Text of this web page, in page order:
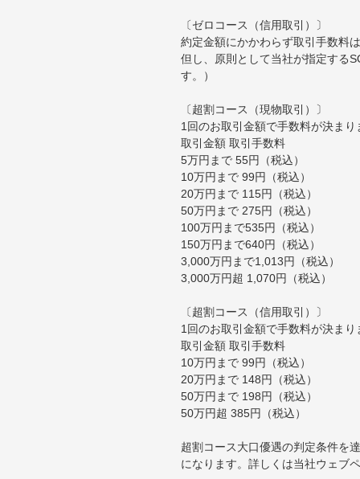
〔ゼロコース（信用取引）〕
約定金額にかかわらず取引手数料
但し、原則として当社が指定する
す。）
〔超割コース（現物取引）〕
1回のお取引金額で手数料が決まり
取引金額 取引手数料
5万円まで 55円（税込）
10万円まで 99円（税込）
20万円まで 115円（税込）
50万円まで 275円（税込）
100万円まで535円（税込）
150万円まで640円（税込）
3,000万円まで1,013円（税込）
3,000万円超 1,070円（税込）
〔超割コース（信用取引）〕
1回のお取引金額で手数料が決まり
取引金額 取引手数料
10万円まで 99円（税込）
20万円まで 148円（税込）
50万円まで 198円（税込）
50万円超 385円（税込）
超割コース大口優遇の判定条件を
になります。詳しくは当社ウェブ